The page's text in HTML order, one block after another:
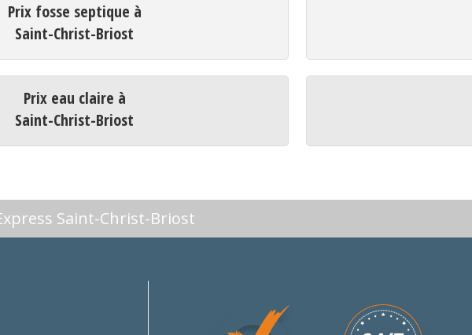
Prix fosse septique à
Saint-Christ-Briost
Prix eau claire à
Saint-Christ-Briost
Saint-Christ-Briost